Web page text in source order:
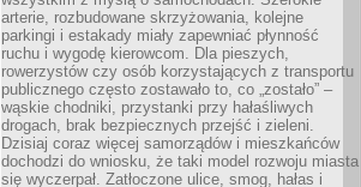
arterie, rozbudowane skrzyżowania, kolejne
parkingi i estakady miały zapewniać płynność
ruchu i wygodę kierowcom. Dla pieszych,
rowerzystów czy osób korzystających z transportu
publicznego często zostawało to, co „zostało” –
wąskie chodniki, przystanki przy hałaśliwych
drogach, brak bezpiecznych przejść i zieleni.
Dzisiaj coraz więcej samorządów i mieszkańców
dochodzi do wniosku, że taki model rozwoju miasta
się wyczerpał. Zatłoczone ulice, smog, hałas i